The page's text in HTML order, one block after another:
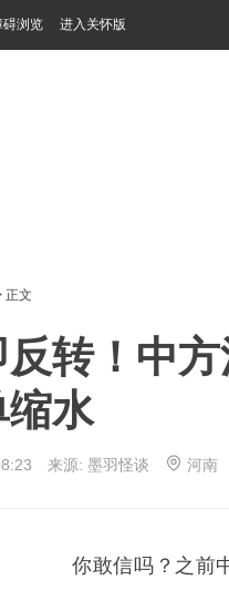
碍浏览 进入关怀版
正文
转！中
缩水
来源: 墨羽怪谈 河南
你敢信吗？之前